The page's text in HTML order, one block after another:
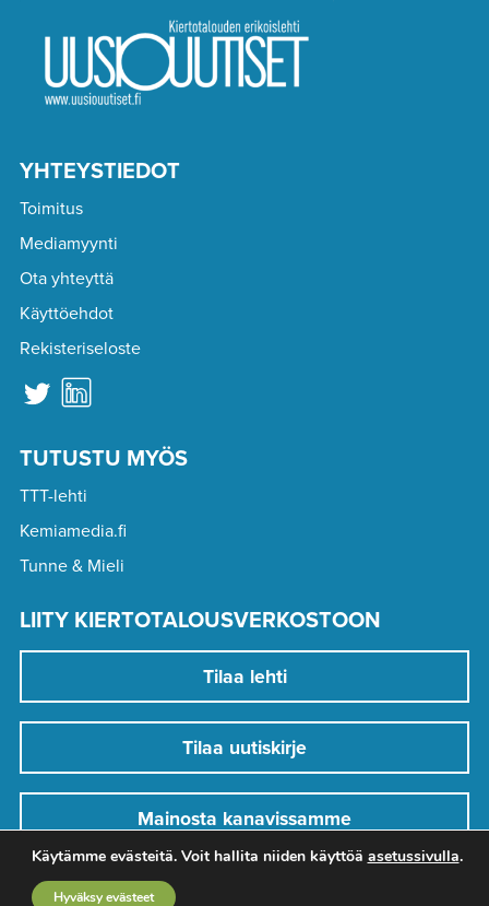
YHTEYSTIEDOT
Toimitus
Mediamyynti
Ota yhteyttä
Käyttöehdot
Rekisteriseloste
TUTUSTU MYÖS
TTT-lehti
Kemiamedia.fi
Tunne & Mieli
LIITY KIERTOTALOUSVERKOSTOON
Tilaa lehti
Tilaa uutiskirje
Mainosta kanavissamme
Käytämme evästeitä. Voit hallita niiden käyttöä asetussivulla.
Hyväksy evästeet